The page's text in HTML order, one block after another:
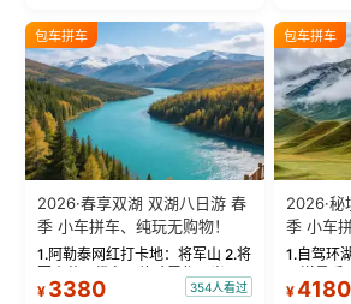
绝美瞬间。 赛湖坦克300跟车视
频：专业摄影师...
瓦人最
晨雾与小
包车拼车
2026·春享双湖 双湖八日游 春
季 小车拼车、纯玩无购物！
1.阿勒泰网红打卡地：将军山 2.将
军山落日缆车，体验雪都风光 3.
将军山，夕阳派对，蹦迪party 4.
¥ 3380 354人看过
包车拼车
2026·秘
季 小车
1.自驾环
西洋最
让雪山、
¥4180